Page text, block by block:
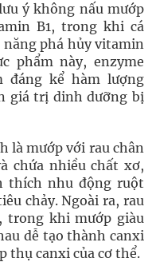
ý không nấu mướp
B1, trong khi cá
năng phá hủy vitamin
phẩm này, enzyme
đáng kể hàm lượng
giá trị dinh dưỡng bị
là mướp với rau chân
chứa nhiều chất xơ,
thích nhu động ruột
chảy. Ngoài ra, rau
trong khi mướp giàu
dễ tạo thành canxi
thụ canxi của cơ thể.